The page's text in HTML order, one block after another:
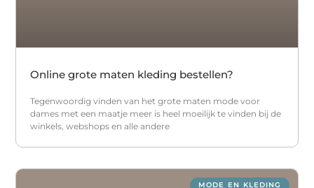
Online grote maten kleding bestellen?
Tegenwoordig vinden van het grote maten mode voor
dames met een maatje meer is heel moeilijk te vinden bij de
winkels, webshops en alle andere
MODE EN KLEDING